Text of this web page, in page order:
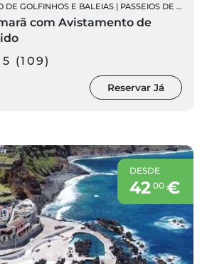
DE GOLFINHOS E BALEIAS | PASSEIOS DE BARCO
com Avistamento de
5 (109)
Reservar Já
DESDE
42 00€